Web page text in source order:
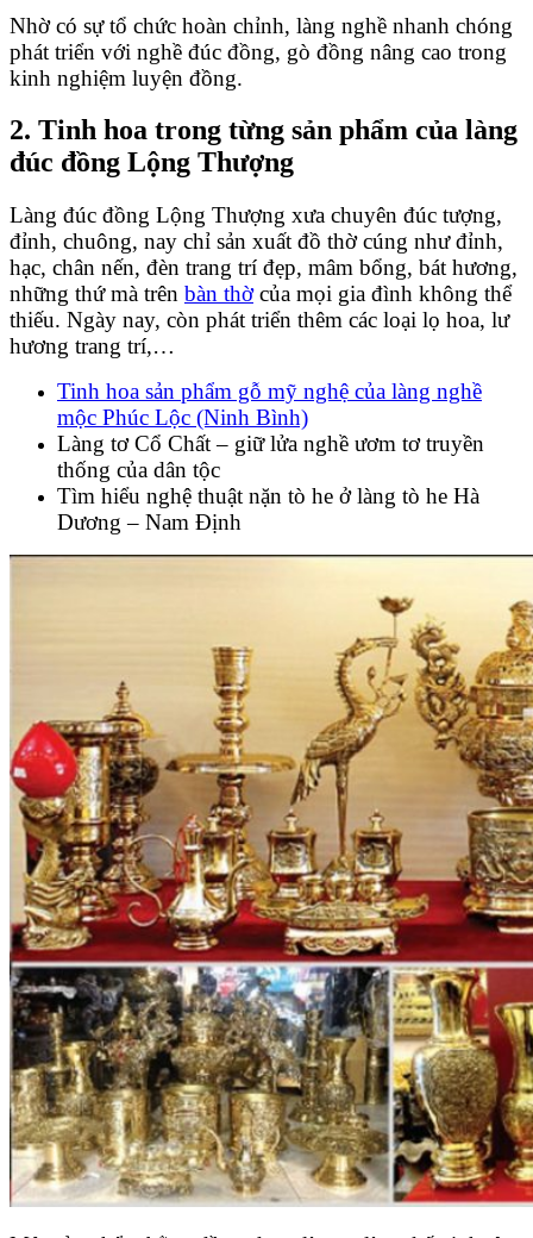
Nhờ có sự tổ chức hoàn chỉnh, làng nghề nhanh chóng
phát triển với nghề đúc đồng, gò đồng nâng cao trong
kinh nghiệm luyện đồng.
2. Tinh hoa trong từng sản phẩm của làng
đúc đồng Lộng Thượng
Làng đúc đồng Lộng Thượng xưa chuyên đúc tượng,
đỉnh, chuông, nay chỉ sản xuất đồ thờ cúng như đỉnh,
hạc, chân nến, đèn trang trí đẹp, mâm bổng, bát hương,
những thứ mà trên bàn thờcủa mọi gia đình không thể
thiếu. Ngày nay, còn phát triển thêm các loại lọ hoa, lư
hương trang trí,…
Tinh hoa sản phẩm gỗ mỹ nghệ của làng nghề
mộc Phúc Lộc (Ninh Bình)
Làng tơ Cổ Chất – giữ lửa nghề ươm tơ truyền
thống của dân tộc
Tìm hiểu nghệ thuật nặn tò he ở làng tò he Hà
Dương – Nam Định